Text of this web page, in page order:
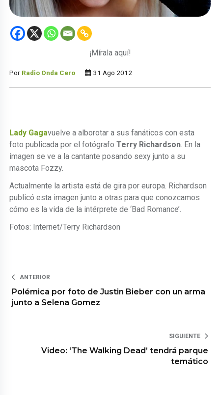
¡Mírala aquí!
Por Radio Onda Cero 31 Ago 2012
Lady Gagavuelve a alborotar a sus fanáticos con esta
foto publicada por el fotógrafoTerry Richardson. En la
imagen se ve a la cantante posando sexy junto a su
mascota Fozzy.
Actualmente la artista está de gira por europa. Richardson
publicó esta imagen junto a otras para que conozcamos
cómo es la vida de la intérprete de ‘Bad Romance’.
Fotos: Internet/Terry Richardson
ANTERIOR
Polémica por foto de Justin Bieber con un arma
junto a Selena Gomez
SIGUIENTE
Video: ‘The Walking Dead’ tendrá parque
temático